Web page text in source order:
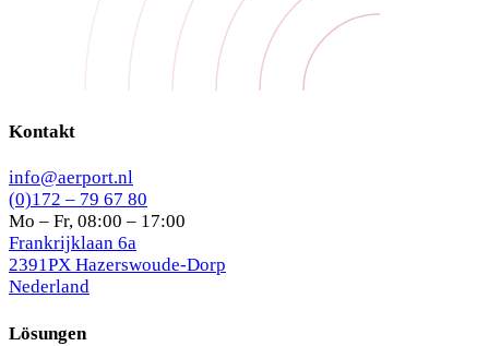
Kontakt
info@aerport.nl
(0)172 – 79 67 80
Mo – Fr, 08:00 – 17:00
Frankrijklaan 6a
2391PX Hazerswoude-Dorp
Nederland
Lösungen